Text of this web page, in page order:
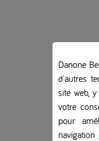
Danone
d'autres
site web,
votre
pour